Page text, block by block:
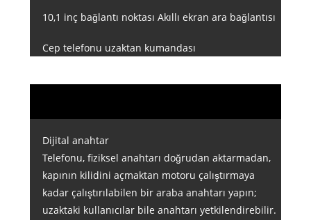
10,1 inç bağlantı noktası Akıllı ekran ara bağlantısı
Cep telefonu uzaktan kumandası
Dijital anahtar
Telefonu, fiziksel anahtarı doğrudan aktarmadan,
kapının kilidini açmaktan motoru çalıştırmaya
kadar çalıştırılabilen bir araba anahtarı yapın;
uzaktaki kullanıcılar bile anahtarı yetkilendirebilir.